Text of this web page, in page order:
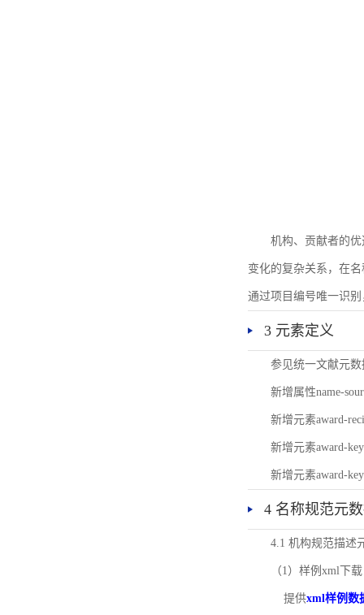
机构、贡献者的
变化的复杂关系，在
通过项目编号唯一识
3 元素定义
参见统一文献元
新增属性name-
新增元素award-
新增元素award-
新增元素award-
4 名称规范元
4.1 机构规范描述
（1）样例xml下载
提供xml样例数